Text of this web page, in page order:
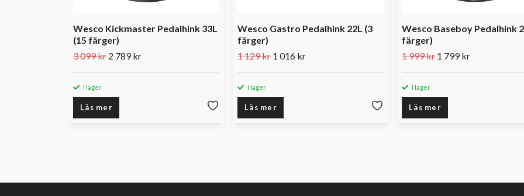
Wesco Kickmaster Pedalhink 33L
(15 färger)
3 099 kr 2 789 kr
I lager
Läs mer
Wesco Gastro Pedalhink 22L (3
färger)
1 129 kr 1 016 kr
I lager
Läs mer
Wesco Baseboy Pedalhink
färger)
1 999 kr 1 799 kr
I lager
Läs mer